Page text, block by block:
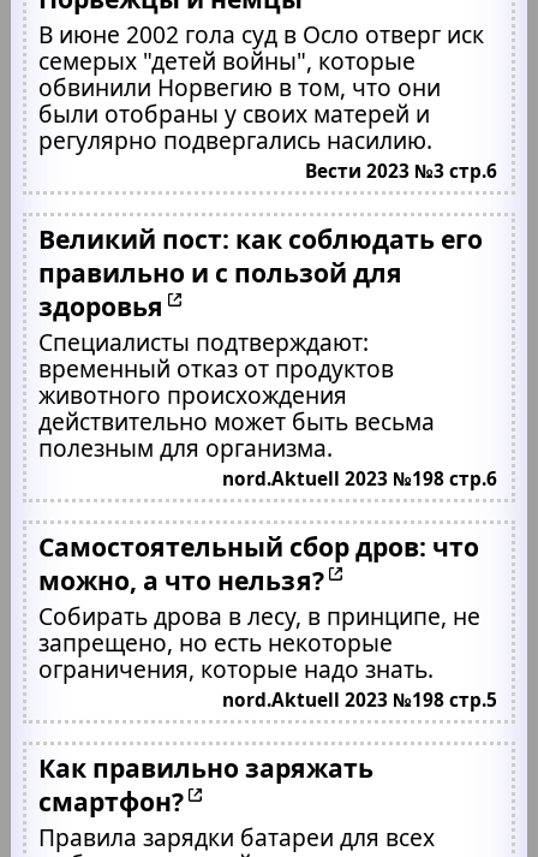
В июне 2002 гола суд в Осло отверг иск
семерых "детей войны", которые
обвинили Норвегию в том, что они
были отобраны у своих матерей и
регулярно подвергались насилию.
Вести 2023 №3 стр.6
Великий пост: как соблюдать его
правильно и с пользой для
здоровья
Специалисты подтверждают:
временный отказ от продуктов
животного происхождения
действительно может быть весьма
полезным для организма.
nord.Aktuell 2023 №198 стр.6
Самостоятельный сбор дров: что
можно, а что нельзя?
Собирать дрова в лесу, в принципе, не
запрещено, но есть некоторые
ограничения, которые надо знать.
nord.Aktuell 2023 №198 стр.5
Как правильно заряжать
смартфон?
Правила зарядки батареи для всех